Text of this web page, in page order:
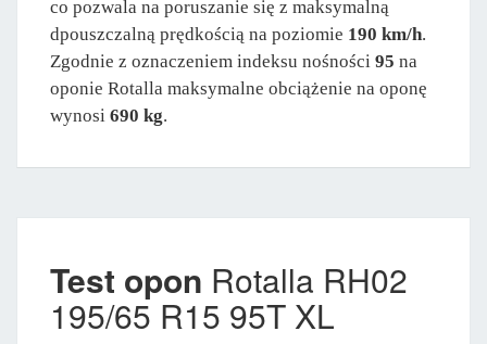
co pozwala na poruszanie się z maksymalną
dpouszczalną prędkością na poziomie 190 km/h.
Zgodnie z oznaczeniem indeksu nośności 95 na
oponie Rotalla maksymalne obciążenie na oponę
wynosi 690 kg.
Test opon Rotalla RH02
195/65 R15 95T XL